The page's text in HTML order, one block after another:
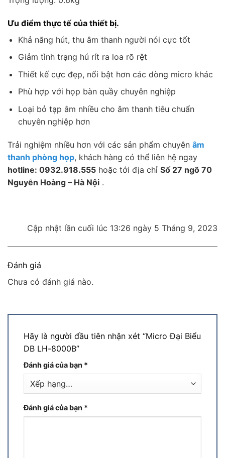
Ưu điểm thực tế của thiết bị.
Khả năng hút, thu âm thanh người nói cực tốt
Giảm tình trạng hú rít ra loa rõ rệt
Thiết kế cực đẹp, nổi bật hơn các dòng micro khác
Phù hợp với họp bàn quầy chuyên nghiệp
Loại bỏ tạp âm nhiều cho âm thanh tiêu chuẩn
chuyên nghiệp hơn
Trải nghiệm nhiều hơn với các sản phẩm chuyên âm
thanh phòng họp, khách hàng có thể liên hệ ngay
hotline: 0932.918.555 hoặc tới địa chỉ Số 27 ngõ 70
Nguyễn Hoàng – Hà Nội .
Cập nhật lần cuối lúc 13:26 ngày 5 Tháng 9, 2023
Đánh giá
Chưa có đánh giá nào.
Hãy là người đầu tiên nhận xét “Micro Đại Biểu
DB LH-8000B”
Đánh giá của bạn *
Đánh giá của bạn *